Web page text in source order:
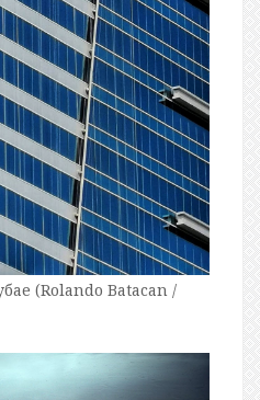
(Rolando Batacan /